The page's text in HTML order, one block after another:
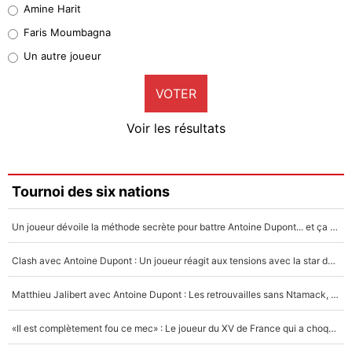
1%
9%
Faris Moumbagna
4%
Un autre joueur
5%
Amine Harit
Faris Moumbagna
Un autre joueur
VOTER
Voir les résultats
Tournoi des six nations
Un joueur dévoile la méthode secrète pour battre Antoine Dupont... et ça marche !
Clash avec Antoine Dupont : Un joueur réagit aux tensions avec la star du XV de France !
Matthieu Jalibert avec Antoine Dupont : Les retrouvailles sans Ntamack, «il y a eu des discussions»
«Il est complètement fou ce mec» : Le joueur du XV de France qui a choqué Matthieu Jalibert !